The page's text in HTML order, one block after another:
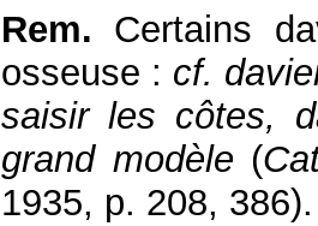
Rem. Certains
osseuse : cf.
saisir les côtes,
grand modèle (
1935, p. 208, 386).